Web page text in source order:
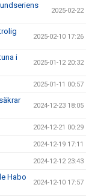
2025-02-22
2025-02-10 17:26
i
2025-01-12 20:32
2025-01-11 00:57
2024-12-23 18:05
2024-12-21 00:29
2024-12-19 17:11
2024-12-12 23:43
Habo
2024-12-10 17:57